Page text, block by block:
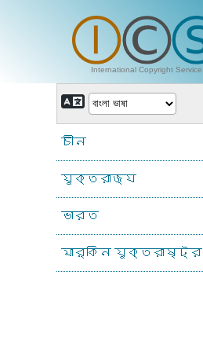
International Copyright Service
চীন
যুক্তরাজ্য
ভারত
মার্কিন যুক্তরাষ্ট্র